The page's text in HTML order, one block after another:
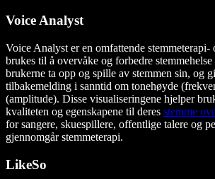
Voice Analyst
Voice Analyst er en omfattende stemmeterapi-
brukes til å overvåke og forbedre
brukerne ta opp og spille av stemmen sin, og
tilbakemelding i sanntid om tonehøyde
(amplitude). Disse visualiseringene hjelper
kvaliteten og egenskapene til deres stemme
for sangere, skuespillere, offentlige talere og
gjennomgår stemmeterapi.
LikeSo